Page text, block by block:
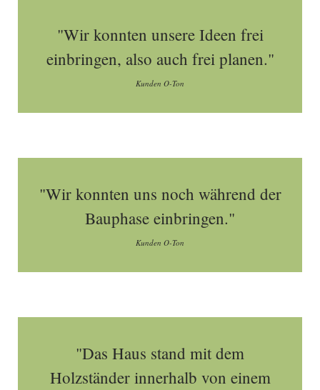
"Wir konnten unsere Ideen frei
einbringen, also auch frei planen."
Kunden O-Ton
"Wir konnten uns noch während der
Bauphase einbringen."
Kunden O-Ton
"Das Haus stand mit dem
Holzständer innerhalb von einem